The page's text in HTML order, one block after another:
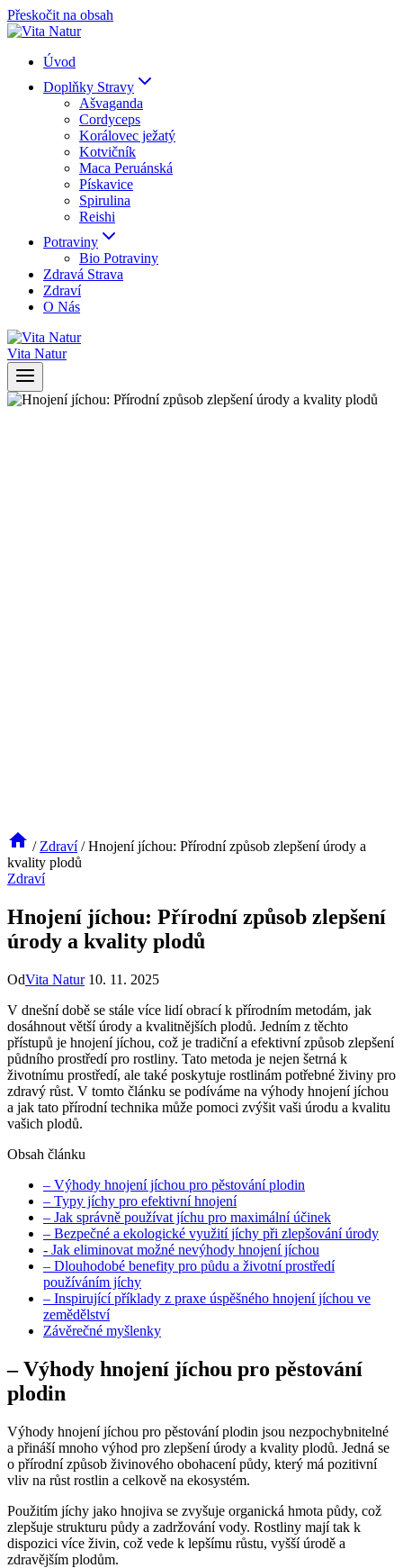
Přeskočit na obsah
Úvod
Doplňky Stravy
Ašvaganda
Cordyceps
Korálovec ježatý
Kotvičník
Maca Peruánská
Pískavice
Spirulina
Reishi
Potraviny
Bio Potraviny
Zdravá Strava
Zdraví
O Nás
Vita Natur
/ Zdraví / Hnojení jíchou: Přírodní způsob zlepšení úrody a
kvality plodů
Zdraví
Hnojení jíchou: Přírodní způsob zlepšení
úrody a kvality plodů
OdVita Natur 10. 11. 2025
V dnešní době se stále více lidí obrací k přírodním‍ metodám, jak
dosáhnout větší úrody a kvalitnějších⁤ plodů. Jedním z těchto
přístupů je hnojení jíchou, což je tradiční​ a efektivní způsob zlepšení
půdního prostředí pro rostliny. Tato metoda je​ nejen šetrná k
životnímu‍ prostředí, ale‍ také ​poskytuje ‍rostlinám potřebné živiny pro
zdravý růst. V tomto článku se podíváme na⁢ výhody hnojení jíchou​
a jak tato přírodní technika může pomoci zvýšit vaši úrodu a kvalitu
vašich plodů.
Obsah článku
– Výhody hnojení jíchou pro pěstování plodin
– Typy jíchy pro efektivní hnojení
– Jak správně používat jíchu pro⁢ maximální účinek
– Bezpečné a ekologické využití jíchy při zlepšování úrody
-⁤ Jak eliminovat možné nevýhody hnojení jíchou
– Dlouhodobé benefity pro půdu a ​životní prostředí
používáním jíchy
– Inspirující příklady z praxe úspěšného hnojení jíchou ve
zemědělství
Závěrečné myšlenky
– Výhody hnojení jíchou pro pěstování
plodin
Výhody hnojení jíchou pro pěstování plodin jsou nezpochybnitelné
a přináší mnoho ‌výhod pro ⁢zlepšení‍ úrody ​a kvality plodů. ⁢Jedná se
o ‌přírodní způsob živinového obohacení půdy, který ⁢má pozitivní
vliv na‍ růst rostlin a celkově na ekosystém.
Použitím jíchy jako hnojiva se zvyšuje organická hmota půdy, což
zlepšuje strukturu půdy a ‍zadržování ⁣vody. Rostliny mají tak k
⁣dispozici více živin,​ což vede k lepšímu růstu, vyšší úrodě a
zdravějším plodům.